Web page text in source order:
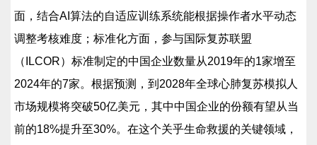
面，结合AI算法的自适应训练系统能根据操作者水平动态
调整考核难度；标准化方面，参与国际复苏联盟
（ILCOR）标准制定的中国企业数量从2019年的1家增至
2024年的7家。根据预测，到2028年全球心肺复苏模拟人
市场规模将突破50亿美元，其中中国企业的份额有望从当
前的18%提升至30%。在这个关乎生命救援的关键领域，